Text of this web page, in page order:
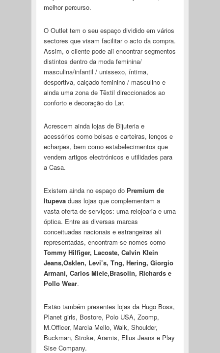
melhor percurso.
O Outlet tem o seu espaço dividido em vários
sectores que visam facilitar o acto da compra.
Assim, o cliente pode ali encontrar segmentos
distintos dentro da moda feminina/
masculina/infantil / unissexo, íntima,
desportiva, calçado feminino / masculino e
ainda uma zona de Têxtil direccionados ao
conforto e decoração do Lar.
Acrescem ainda lojas de Bijuteria e
acessórios como bolsas e carteiras, lenços e
echarpes, bem como estabelecimentos que
vendem artigos electrónicos e utilidades para
a Casa.
Existem ainda no espaço do Premium de
Itupevaduas lojas que complementam a
vasta oferta de serviços: uma relojoaria e uma
óptica. Entre as diversas marcas
conceituadas nacionais e estrangeiras ali
representadas, encontram-se nomes como
Tommy Hilfiger, Lacoste, Calvin Klein
Jeans,Osklen, Levi’s, Tng, Hering, Giorgio
Armani, Carlos Miele,Brasolin, Richards e
Pollo Wear.
Estão também presentes lojas da Hugo Boss,
Planet girls, Bostore, Polo USA, Zoomp,
M.Officer, Marcia Mello, Walk, Shoulder,
Buckman, Stroke, Aramis, Ellus Jeans e Play
Sise Company.